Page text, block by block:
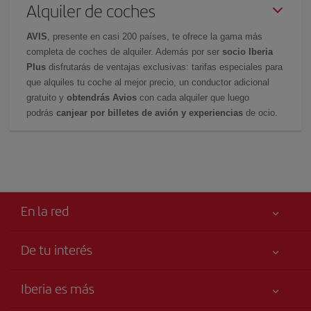
Alquiler de coches
AVIS, presente en casi 200 países, te ofrece la gama más
completa de coches de alquiler. Además por ser socio Iberia
Plus disfrutarás de ventajas exclusivas: tarifas especiales para
que alquiles tu coche al mejor precio, un conductor adicional
gratuito y obtendrás Avios con cada alquiler que luego
podrás canjear por billetes de avión y experiencias de ocio.
En la red
De tu interés
Accesibilidad
Iberia es más